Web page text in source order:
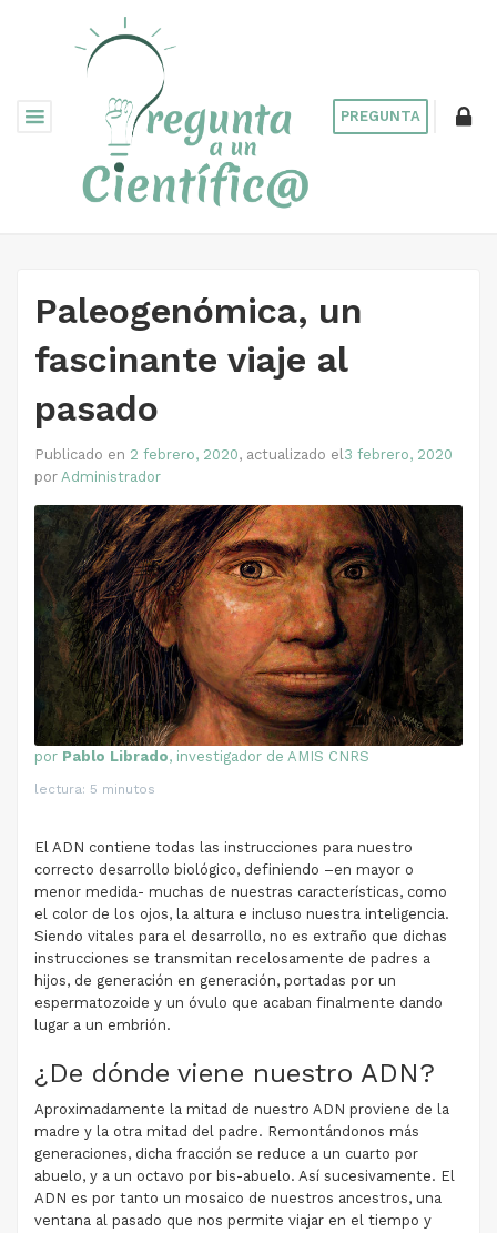
PREGUNTA
Paleogenómica, un
fascinante viaje al
pasado
Publicado en 2 febrero, 2020, actualizado el3 febrero, 2020
por Administrador
por Pablo Librado, investigador de AMIS CNRS
lectura: 5 minutos
El ADN contiene todas las instrucciones para nuestro
correcto desarrollo biológico, definiendo –en mayor o
menor medida- muchas de nuestras características, como
el color de los ojos, la altura e incluso nuestra inteligencia.
Siendo vitales para el desarrollo, no es extraño que dichas
instrucciones se transmitan recelosamente de padres a
hijos, de generación en generación, portadas por un
espermatozoide y un óvulo que acaban finalmente dando
lugar a un embrión.
¿De dónde viene nuestro ADN?
Aproximadamente la mitad de nuestro ADN proviene de la
madre y la otra mitad del padre. Remontándonos más
generaciones, dicha fracción se reduce a un cuarto por
abuelo, y a un octavo por bis-abuelo. Así sucesivamente. El
ADN es por tanto un mosaico de nuestros ancestros, una
ventana al pasado que nos permite viajar en el tiempo y